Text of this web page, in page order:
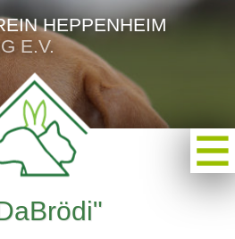
HEPPENHEIM
E.V.